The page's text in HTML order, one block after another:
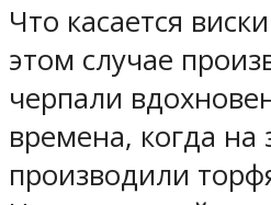
Что касается
этом случае
черпали
времена, когда на
производили